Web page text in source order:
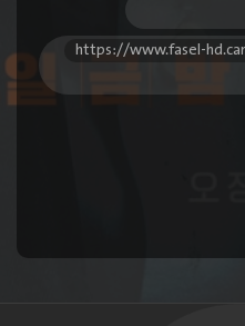
https://www.fasel-